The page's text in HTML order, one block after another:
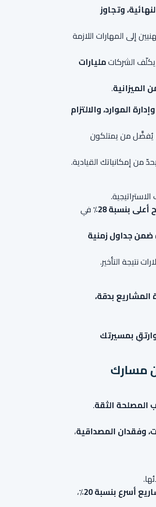
وتجاوز
إلى المهارات اللازمة
يكلّف الشركاتمليارات
.
الموارد، والالتزام
يُفضَّل من يمتلكون
إمكانياتك القيادية.
بنسبة 28٪
في
ضمن جداول زمنية
نتيجة التأخير.
المشاريع بدقة،
بمسيرتك
مسارك
المصلحة الثقة.
وفقدان المصداقية،
أسرع بنسبة 20٪
،